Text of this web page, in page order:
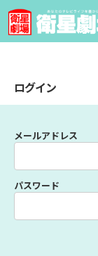
ログイン
メールアドレス
パスワード